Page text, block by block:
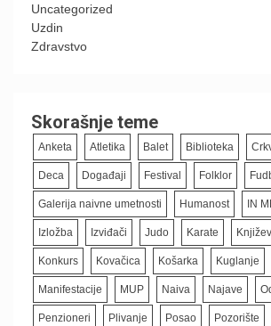
Uncategorized
Uzdin
Zdravstvo
Skorašnje teme
Anketa Atletika Balet Biblioteka
Deca Događaji Festival Folklor
Galerija naivne umetnosti Humanost IN
Izložba Izviđači Judo Karate
Konkurs Kovačica Košarka Kuglanje
Manifestacije MUP Naiva Najave
Penzioneri Plivanje Posao Pozorište